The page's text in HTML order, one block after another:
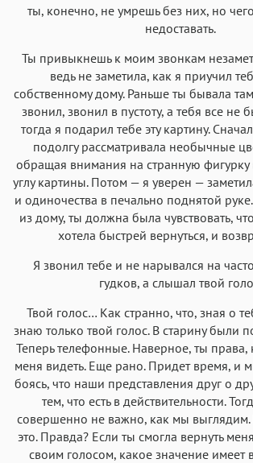
ты, конечно, не умрешь без них, но
недоставать.
Ты привыкнешь к моим звонкам
ведь не заметила, как я приучил
собственному дому. Раньше ты бывала
звонил, звонил в пустоту, а тебя все не
тогда я подарил тебе эту картину.
подолгу рассматривала необычные
обращая внимания на странную
углу картины. Потом — я уверен —
и одиночества в печально поднятой
из дому, ты должна была чувствовать,
хотела быстрей вернуться, и
Я звонил тебе и не нарывался на
гудков, а слышал твой
Твой голос… Как странно, что, зная о
знаю только твой голос. В старину были
Теперь телефонные. Наверное, ты права,
меня видеть. Еще рано. Придет время, и
боясь, что наши представления друг о
тем, что есть в действительности.
совершенно не важно, как мы выглядим.
это. Правда? Если ты смогла вернуть
своим голосом, какое значение имеет